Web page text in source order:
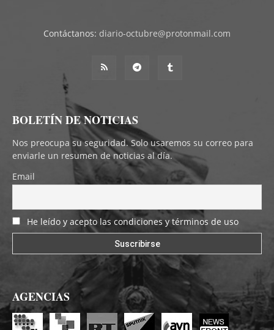
Contáctanos: diario-octubre@protonmail.com
BOLETÍN DE NOTICIAS
Nos preocupa su seguridad. Solo usaremos su correo para
enviarle un resumen de noticias al día.
Email
He leído y acepto las condiciones y términos de uso
AGENCIAS